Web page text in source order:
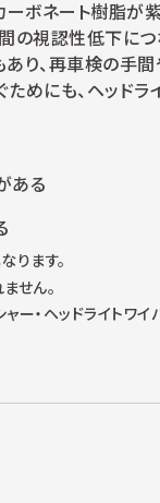
ーボネート樹脂が
の視認性低下につ
り、再車検の手
ためにも、ヘッド
ある
ります。
せん。
ャー・ヘッドライトワ